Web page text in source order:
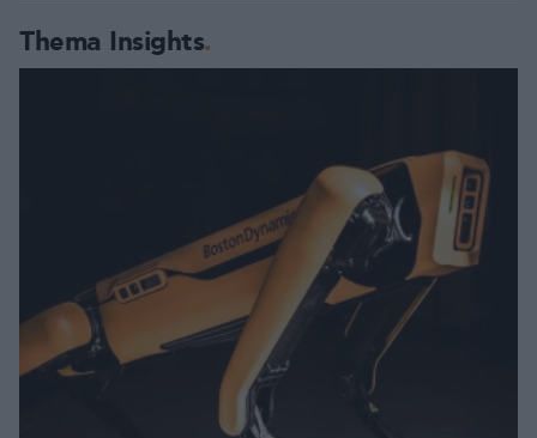
Thema Insights